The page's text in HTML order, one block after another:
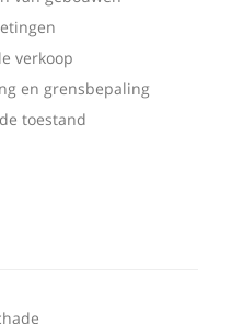
verkoop
en grensbepaling
toestand